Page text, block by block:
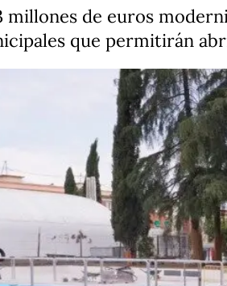
millones de euros
que permitirán